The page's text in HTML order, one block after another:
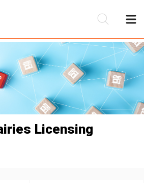
Licensing